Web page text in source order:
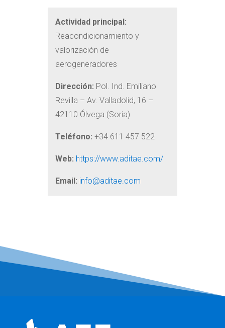
Actividad principal:
Reacondicionamiento y
valorización de
aerogeneradores
Dirección: Pol. Ind. Emiliano
Revilla – Av. Valladolid, 16 –
42110 Ólvega (Soria)
Teléfono: +34 611 457 522
Web: https://www.aditae.com/
Email: info@aditae.com